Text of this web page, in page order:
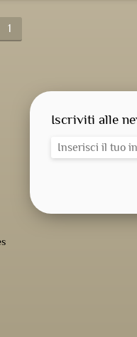
1
Iscriviti alle